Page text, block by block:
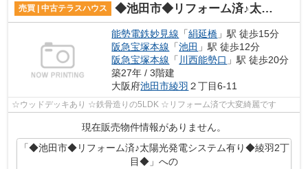
売買 | 中古テラスハウス ◆池田市◆リフォーム済♪太陽光発電システム有り◆綾羽2丁目◆
能勢電鉄妙見線 「絹延橋 」駅 徒歩15分
阪急宝塚本線 「池田 」駅 徒歩12分
阪急宝塚本線 「 川西能勢口 」駅 徒歩20分
築27年 / 3階建
大阪府池田市綾羽 ２丁目6-11
☆ウッドデッキあり ☆鉄骨造りの5LDK ☆リフォーム済で大変綺麗です
現在販売物件情報がありません。
「◆池田市◆リフォーム済♪太陽光発電システム有り◆綾羽2丁
目◆」への